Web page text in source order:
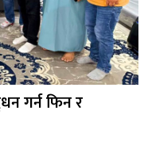
गर्न फिन र